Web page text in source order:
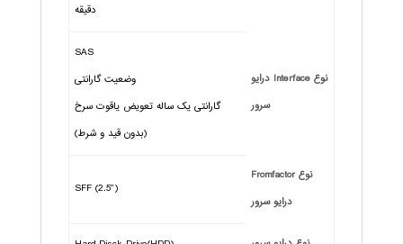
دقیقه
نوع Interface درایو
سرور
SAS
وضعیت گارانتی
گارانتی یک ساله تعویض یاقوت سرخ
(بدون قید و شرط)
نوع Fromfactor
درایو سرور
SFF (2.5")